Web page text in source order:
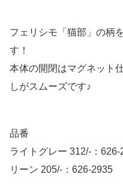
フェリシモ「猫部」の柄
す！
本体の開閉はマグネット
しがスムーズです♪
品番
ライトグレー 312/-：
リーン 205/-：626-2935